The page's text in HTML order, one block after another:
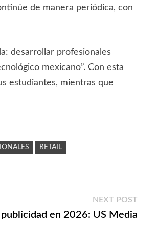
de manera periódica, con
desarrollar profesionales
mexicano”. Con esta
estudiantes, mientras que
RETAIL
NEXT POSTNext
post:
en 2026: US Media